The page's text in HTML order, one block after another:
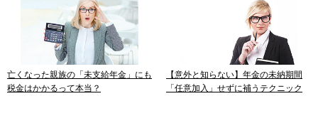
亡くなった親族の「未支給年金」にも
税金はかかるって本当？
【意外と知らない】年金の未納期間
「任意加入」せずに補うテクニック